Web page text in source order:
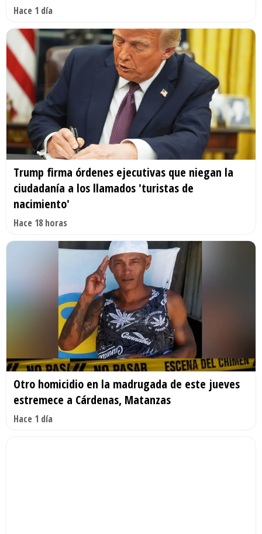
Hace 1 día
Trump firma órdenes ejecutivas que niegan la
ciudadanía a los llamados 'turistas de
nacimiento'
Hace 18 horas
Otro homicidio en la madrugada de este jueves
estremece a Cárdenas, Matanzas
Hace 1 día